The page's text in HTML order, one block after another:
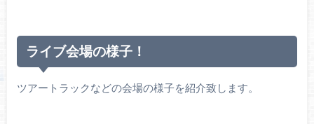
ライブ会場の様子！
ツアートラックなどの会場の様子を紹介致します。